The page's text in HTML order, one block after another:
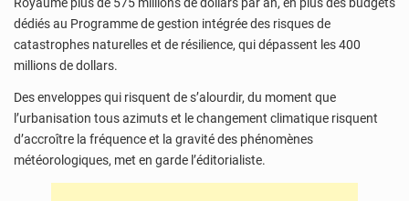
dédiés au Programme de gestion intégrée des risques de
catastrophes naturelles et de résilience, qui dépassent les 400
millions de dollars.
Des enveloppes qui risquent de s’alourdir, du moment que
l’urbanisation tous azimuts et le changement climatique risquent
d’accroître la fréquence et la gravité des phénomènes
météorologiques, met en garde l’éditorialiste.